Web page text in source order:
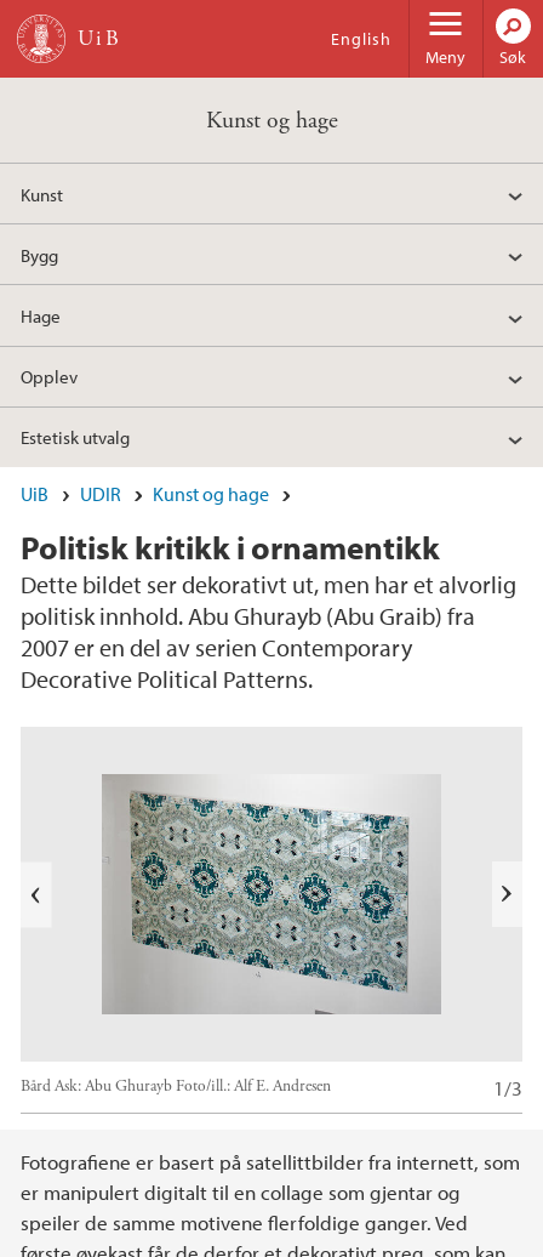
Hopp til hovedinnhold
Meny
English
Søk
Kunst og hage
Kunst
Bygg
Hage
Opplev
Estetisk utvalg
UiB UDIR Kunst og hage
Politisk kritikk i ornamentikk
Dette bildet ser dekorativt ut, men har et alvorlig
politisk innhold. Abu Ghurayb (Abu Graib) fra
2007 er en del av serien Contemporary
Decorative Political Patterns.
Bård Ask: Abu Ghurayb Foto/ill.:Alf E. Andresen 1/3
Hovedinnhold
Fotografiene er basert på satellittbilder fra internett, som
er manipulert digitalt til en collage som gjentar og
speiler de samme motivene flerfoldige ganger. Ved